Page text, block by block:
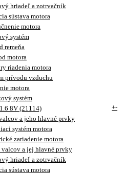
hriadeľ a zotrvačník
sústava motora
motora
systém
remeňa
motora
riadenia motora
prívodu vzduchu
motora
systém
8V (21114)
+-
a jeho hlavné prvky
systém motora
zariadenie motora
valcov a jej hlavné prvky
hriadeľ a zotrvačník
sústava motora